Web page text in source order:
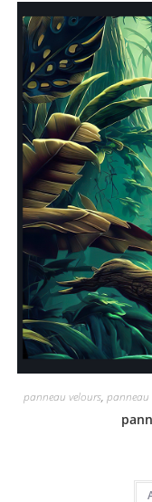
panneau velours, panneau